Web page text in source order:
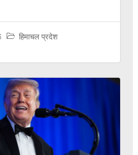
हिमाचल प्रदेश